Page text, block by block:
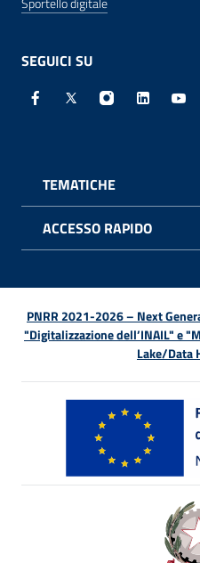
SEGUICI SU
Facebook - Sito
X - Sito esterno -
Instagram -
TEMATICHE
ACCESSO RAPIDO
PNRR 2021-2026 – Next
"Digitalizzazione dell’INAIL" e
Lake/Data